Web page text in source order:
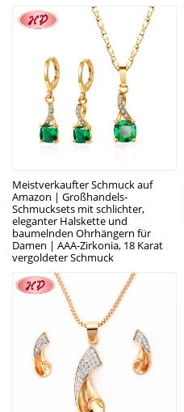
Meistverkaufter Schmuck auf
Amazon | Großhandels-
Schmucksets mit schlichter,
eleganter Halskette und
baumelnden Ohrhängern für
Damen | AAA-Zirkonia, 18 Karat
vergoldeter Schmuck